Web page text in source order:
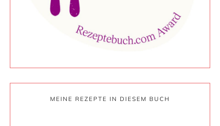
MEINE REZEPTE IN DIESEM BUCH